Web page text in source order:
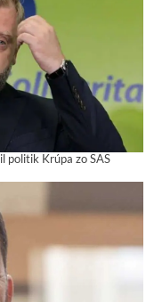
politik Krúpa zo SAS